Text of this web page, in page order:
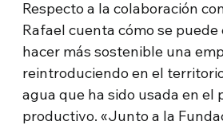
Respecto a la colaboración
Rafael cuenta cómo se
hacer más sostenible una
reintroduciendo en el
agua que ha sido usada en el
productivo. «Junto a la